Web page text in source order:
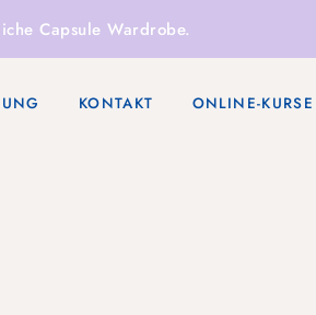
Capsule Wardrobe.
KONTAKT ONLINE-KURSE